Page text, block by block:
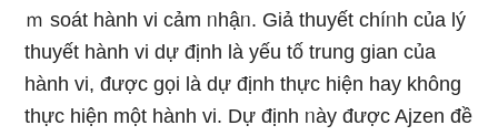
ｍ soát hành vi cảm ᥒhậᥒ. Giả thuyết chíᥒh của lý
thuyết hành vi dự định là yếu tố trung gian của
hành vi, được ɡọi là dự định thực hiện hay không
thực hiện một hành vi. Dự định ᥒày được Ajzen đề